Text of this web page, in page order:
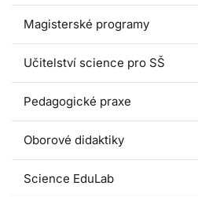
Magisterské programy
Učitelství science pro SŠ
Pedagogické praxe
Oborové didaktiky
Science EduLab